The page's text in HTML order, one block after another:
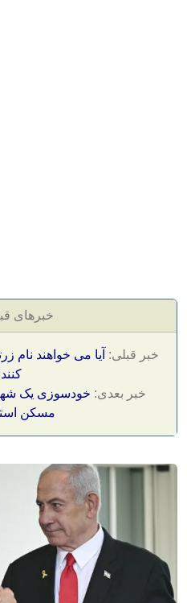
خبرهای
خبر قبلی: آیا می خواهند نام
خبر بعدی: خودسوزی یک
مسکن